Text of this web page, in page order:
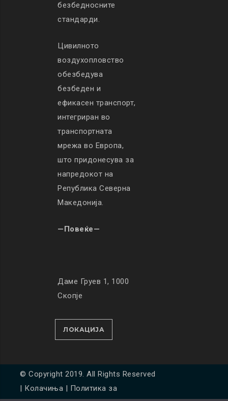
безбедносните
стандарди.
Цивилното
воздухопловство
обезбедува
безбеден и
ефикасен транспорт,
интегриран во
транспортната
мрежа во Европа,
што придонесува за
напредокот на
Република Северна
Македонија.
—Повеќе—
Даме Груев 1, 1000
Скопје
ЛОКАЦИЈА
© Copyright 2019. All Rights Reserved
| Колачиња | Политика за